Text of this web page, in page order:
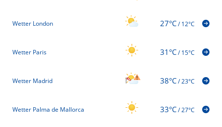
Wetter London 27°C/12°C
Wetter Paris 31°C/15°C
Wetter Madrid 38°C/23°C
Wetter Palma de Mallorca 33°C/27°C